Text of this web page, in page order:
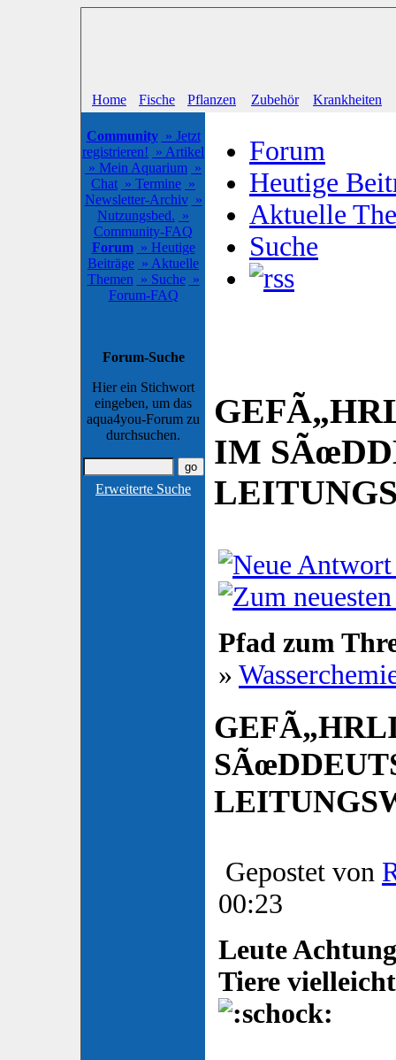
Home Fische Pflanzen Zubehör Krankheiten
Community » Jetzt
registrieren! » Artikel
» Mein Aquarium »
Chat » Termine »
Newsletter-Archiv »
Nutzungsbed. »
Community-FAQ
Forum » Heutige
Beiträge » Aktuelle
Themen » Suche »
Forum-FAQ
Forum-Suche
Hier ein Stichwort
eingeben, um das
aqua4you-Forum zu
durchsuchen.
Erweiterte Suche
Forum
Heutige
Aktuelle
Suche
IM
Pfad zum
»
Gepostet von
00:23
Leute
Tiere